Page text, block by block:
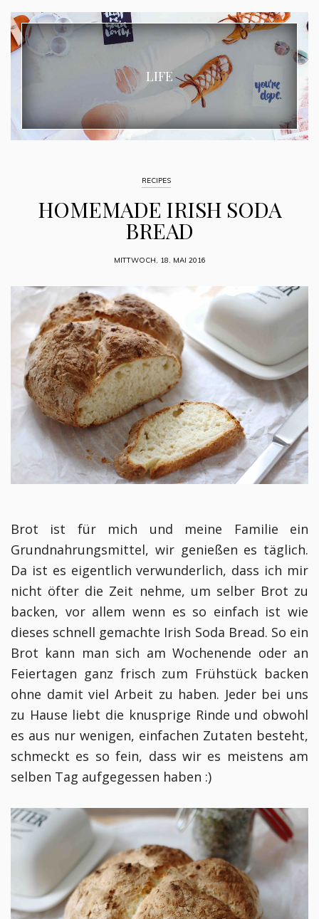
LIFE
RECIPES
HOMEMADE IRISH SODA
BREAD
MITTWOCH, 18. MAI 2016
Brot ist für mich und meine Familie ein
Grundnahrungsmittel, wir genießen es täglich.
Da ist es eigentlich verwunderlich, dass ich mir
nicht öfter die Zeit nehme, um selber Brot zu
backen, vor allem wenn es so einfach ist wie
dieses schnell gemachte Irish Soda Bread. So ein
Brot kann man sich am Wochenende oder an
Feiertagen ganz frisch zum Frühstück backen
ohne damit viel Arbeit zu haben. Jeder bei uns
zu Hause liebt die knusprige Rinde und obwohl
es aus nur wenigen, einfachen Zutaten besteht,
schmeckt es so fein, dass wir es meistens am
selben Tag aufgegessen haben :)